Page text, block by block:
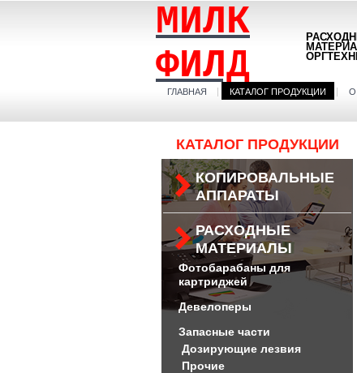
МИЛК
ФИЛД
ГЛАВНАЯ КАТАЛОГ ПРОДУКЦИИ О
КАТАЛОГ ПРОДУКЦИИ
КОПИРОВАЛЬНЫЕ
АППАРАТЫ
РАСХОДНЫЕ
МАТЕРИАЛЫ
Фотобарабаны для
картриджей
Девелоперы
Запасные части
Дозирующие лезвия
Прочие